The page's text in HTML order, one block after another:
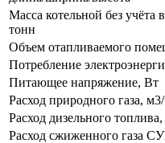
Масса котельной без учёта
тонн
Объем отапливаемого
Потребление
Питающее напряжение, Вт
Расход природного газа,
Расход дизельного
Расход сжиженного газа